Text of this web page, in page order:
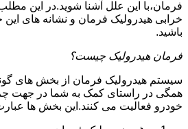
خرابی هیدرولیک فرمان و نشانه های این
باشید.
فرمان هیدرولیک چیست؟
سیستم هیدرولیک فرمان از بخش های
همگی در راستای کمک به شما در جهت
خودرو فعالیت می کنند.این بخش ها عبارت